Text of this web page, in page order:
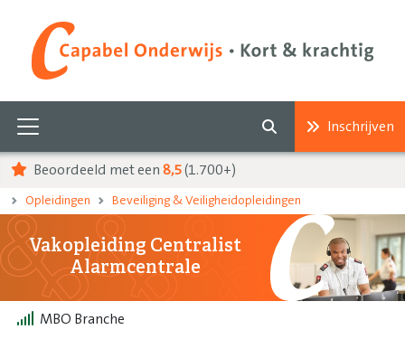
Inschrijven
Beoordeeld met een 8,5(1.700+)
Opleidingen Beveiliging & Veiligheidopleidingen
Vakopleiding Centralist
Alarmcentrale
MBO Branche